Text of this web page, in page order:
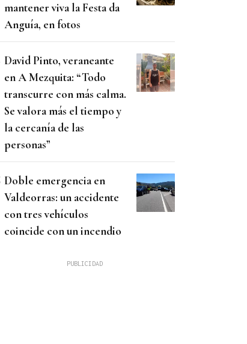
mantener viva la Festa da
Anguía, en fotos
David Pinto, veraneante
en A Mezquita: “Todo
transcurre con más calma.
Se valora más el tiempo y
la cercanía de las
personas”
Doble emergencia en
Valdeorras: un accidente
con tres vehículos
coincide con un incendio